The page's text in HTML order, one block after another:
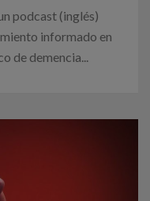
podcast (inglés)
informado en
de demencia...